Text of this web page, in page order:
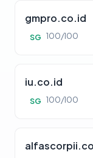
gmpro.co.id
SG 100/100
iu.co.id
SG 100/100